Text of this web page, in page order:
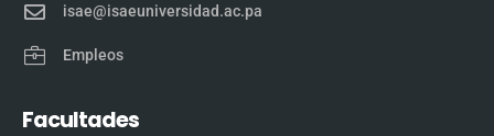
isae@isaeuniversidad.ac.pa
Empleos
Facultades